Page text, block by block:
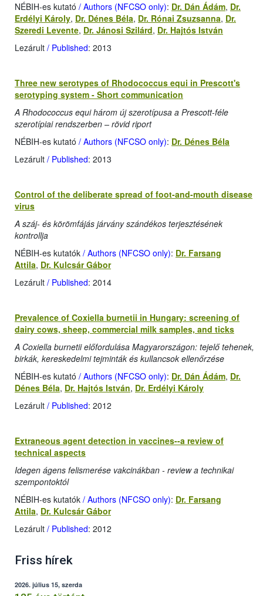
NÉBIH-es kutató / Authors (NFCSO only): Dr. Dán Ádám, Dr.
Erdélyi Károly, Dr. Dénes Béla, Dr. Rónai Zsuzsanna, Dr.
Szeredi Levente, Dr. Jánosi Szilárd, Dr. Hajtós István
Lezárult / Published: 2013
Three new serotypes of Rhodococcus equi in Prescott's
serotyping system - Short communication
A Rhodococcus equi három új szerotípusa a Prescott-féle
szerotípiai rendszerben – rövid riport
NÉBIH-es kutató / Authors (NFCSO only): Dr. Dénes Béla
Lezárult / Published: 2013
Control of the deliberate spread of foot-and-mouth disease
virus
A száj- és körömfájás járvány szándékos terjesztésének
kontrollja
NÉBIH-es kutatók / Authors (NFCSO only): Dr. Farsang
Attila, Dr. Kulcsár Gábor
Lezárult / Published: 2014
Prevalence of Coxiella burnetii in Hungary: screening of
dairy cows, sheep, commercial milk samples, and ticks
A Coxiella burnetii előfordulása Magyarországon: tejelő tehenek,
birkák, kereskedelmi tejminták és kullancsok ellenőrzése
NÉBIH-es kutató / Authors (NFCSO only): Dr. Dán Ádám, Dr.
Dénes Béla, Dr. Hajtós István, Dr. Erdélyi Károly
Lezárult / Published: 2012
Extraneous agent detection in vaccines--a review of
technical aspects
Idegen ágens felismerése vakcinákban - review a technikai
szempontoktól
NÉBIH-es kutatók / Authors (NFCSO only): Dr. Farsang
Attila, Dr. Kulcsár Gábor
Lezárult / Published: 2012
Friss hírek
2026. július 15, szerda